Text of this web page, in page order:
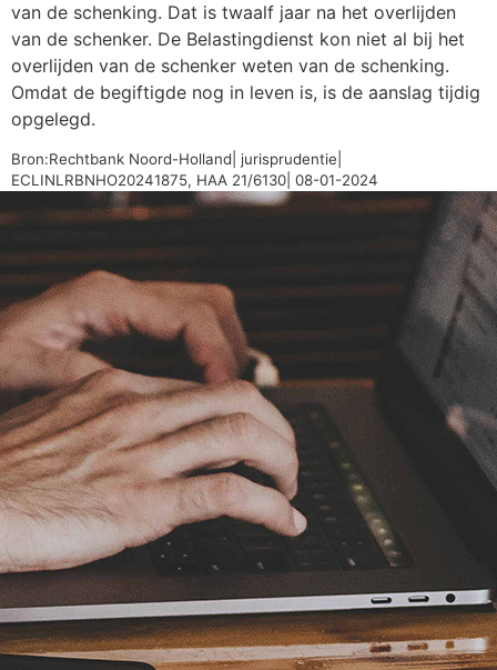
van de schenking. Dat is twaalf jaar na het overlijden
van de schenker. De Belastingdienst kon niet al bij het
overlijden van de schenker weten van de schenking.
Omdat de begiftigde nog in leven is, is de aanslag tijdig
opgelegd.
Bron:Rechtbank Noord-Holland| jurisprudentie|
ECLINLRBNHO20241875, HAA 21/6130| 08-01-2024